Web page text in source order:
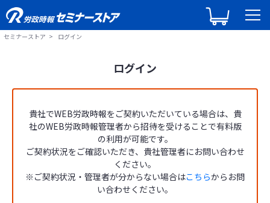
セミナーストア ログイン
ログイン
貴社でWEB労政時報をご契約いただいている場合は、貴
社のWEB労政時報管理者から招待を受けることで有料版
の利用が可能です。
ご契約状況をご確認いただき、貴社管理者にお問い合わせ
ください。
※ご契約状況・管理者が分からない場合はこちらからお問
い合わせください。